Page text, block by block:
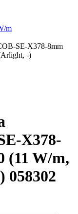
m
SE-X378-8mm
-)
X378-
(11 W/m,
058302